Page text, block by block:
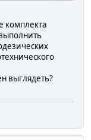
комплекта
выглядеть?